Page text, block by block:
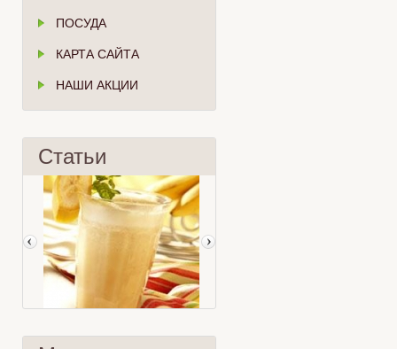
ПОСУДА
КАРТА САЙТА
НАШИ АКЦИИ
Статьи